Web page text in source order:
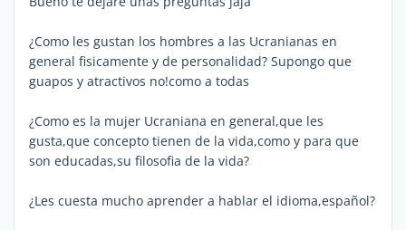
¿Como les gustan los hombres a las Ucranianas en
general fisicamente y de personalidad? Supongo que
guapos y atractivos no!como a todas
¿Como es la mujer Ucraniana en general,que les
gusta,que concepto tienen de la vida,como y para que
son educadas,su filosofia de la vida?
¿Les cuesta mucho aprender a hablar el idioma,español?